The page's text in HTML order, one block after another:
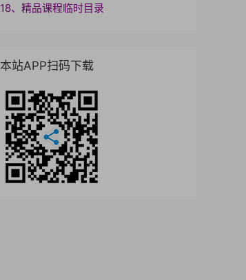
18、精品课程临时目录
本站APP扫码下载